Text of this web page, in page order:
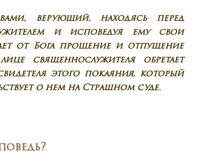
верующий, находясь перед
и исповедуя ему свои
от Бога прощение и отпущение
священнослужителя обретает
этого покаяния, который
о нем на Страшном суде.